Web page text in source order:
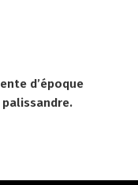
d’époque
palissandre.